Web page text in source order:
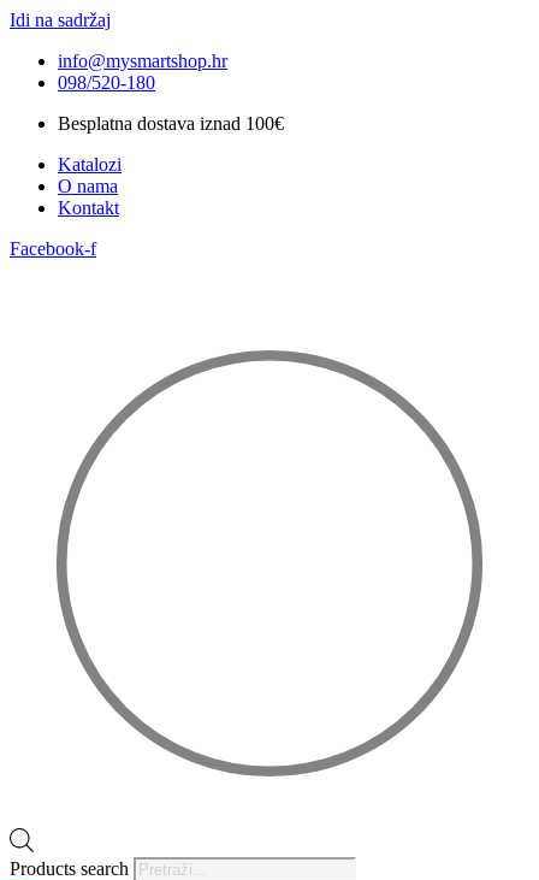
Idi na sadržaj
info@mysmartshop.hr
098/520-180
Besplatna dostava iznad 100€
Katalozi
O nama
Kontakt
Facebook-f
Products search